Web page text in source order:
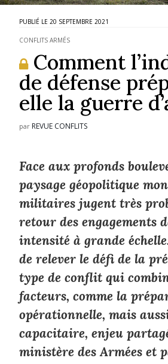
20 SEPTEMBRE 2021
CONFLITS ARMÉS
Comment
de défense
elle la guerre
par REVUE CONFLITS
Face aux profonds
paysage géopolitique
militaires jugent très
retour des engagements
intensité à grande
de relever le défi de la
type de conflit qui
facteurs, comme la
opérationnelle, mais
capacitaire, enjeu
ministère des Armées et